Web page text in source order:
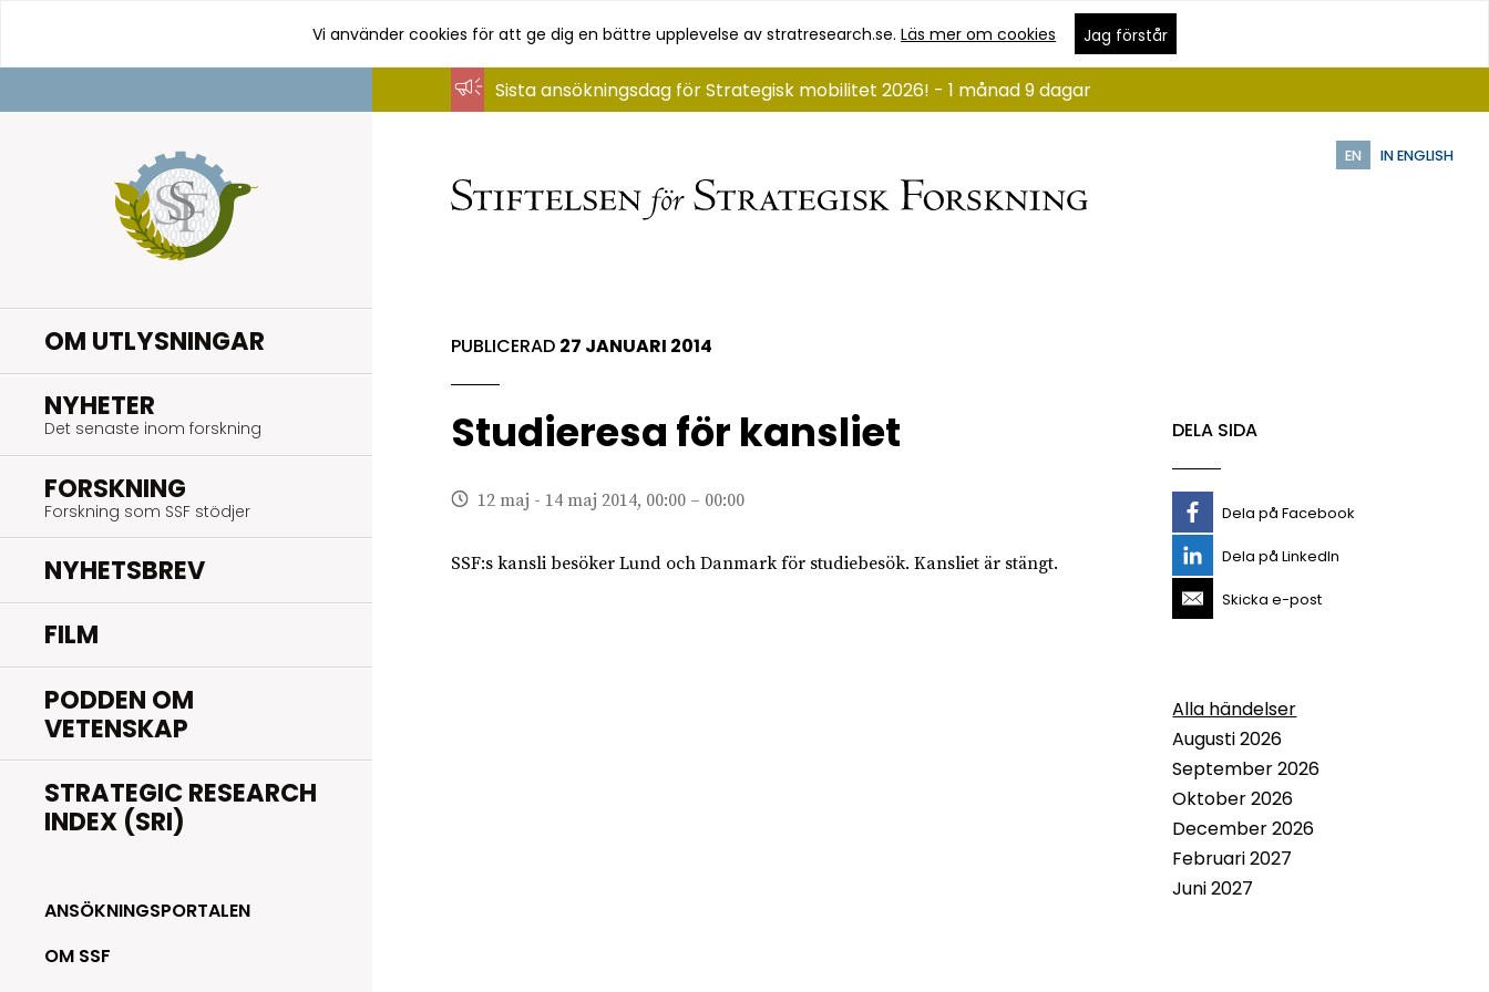
innehåll
Vi använder cookies för att ge dig en bättre upplevelse av stratresearch.se.Läs mer om cookies Jag förstår
EN IN ENGLISH
OM UTLYSNINGAR
NYHETER
Det senaste inom forskning
FORSKNING
Forskning som SSF stödjer
NYHETSBREV
FILM
PODDEN OM
VETENSKAP
STRATEGIC RESEARCH
INDEX (SRI)
ANSÖKNINGSPORTALEN
OM SSF
Sista ansökningsdag för Strategisk mobilitet 2026! - 1 månad 9 dagar
PUBLICERAD 27 JANUARI 2014
Studieresa för kansliet
12 maj - 14 maj 2014, 00:00 – 00:00
SSF:s kansli besöker Lund och Danmark för studiebesök. Kansliet är stängt.
DELA SIDA
Dela på Facebook
Dela på LinkedIn
Skicka e-post
Alla händelser
Augusti 2026
September 2026
Oktober 2026
December 2026
Februari 2027
Juni 2027